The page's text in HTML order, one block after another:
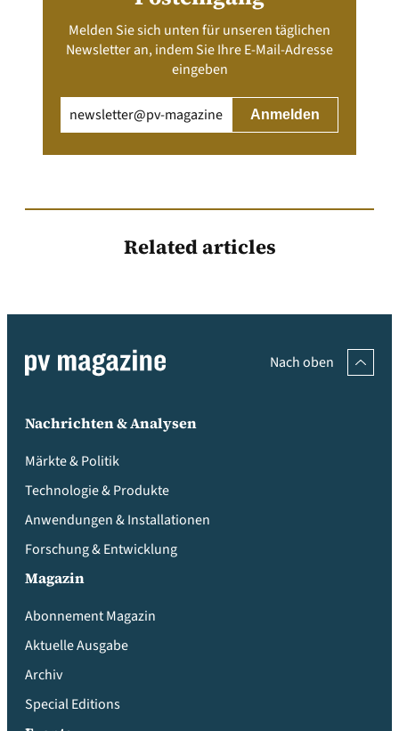
Melden Sie sich unten für unseren täglichen
Newsletter an, indem Sie Ihre E-Mail-Adresse
eingeben
(erforderlich)
Related articles
Nach oben
Nachrichten & Analysen
Märkte & Politik
Technologie & Produkte
Anwendungen & Installationen
Forschung & Entwicklung
Magazin
Abonnement Magazin
Aktuelle Ausgabe
Archiv
Special Editions